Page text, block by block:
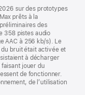
sur des prototypes
prêts à la
des
358 pistes audio
AAC à 256 kb/s). Le
du bruit était activée et
à décharger
jouer du
de fonctionner.
de l’utilisation